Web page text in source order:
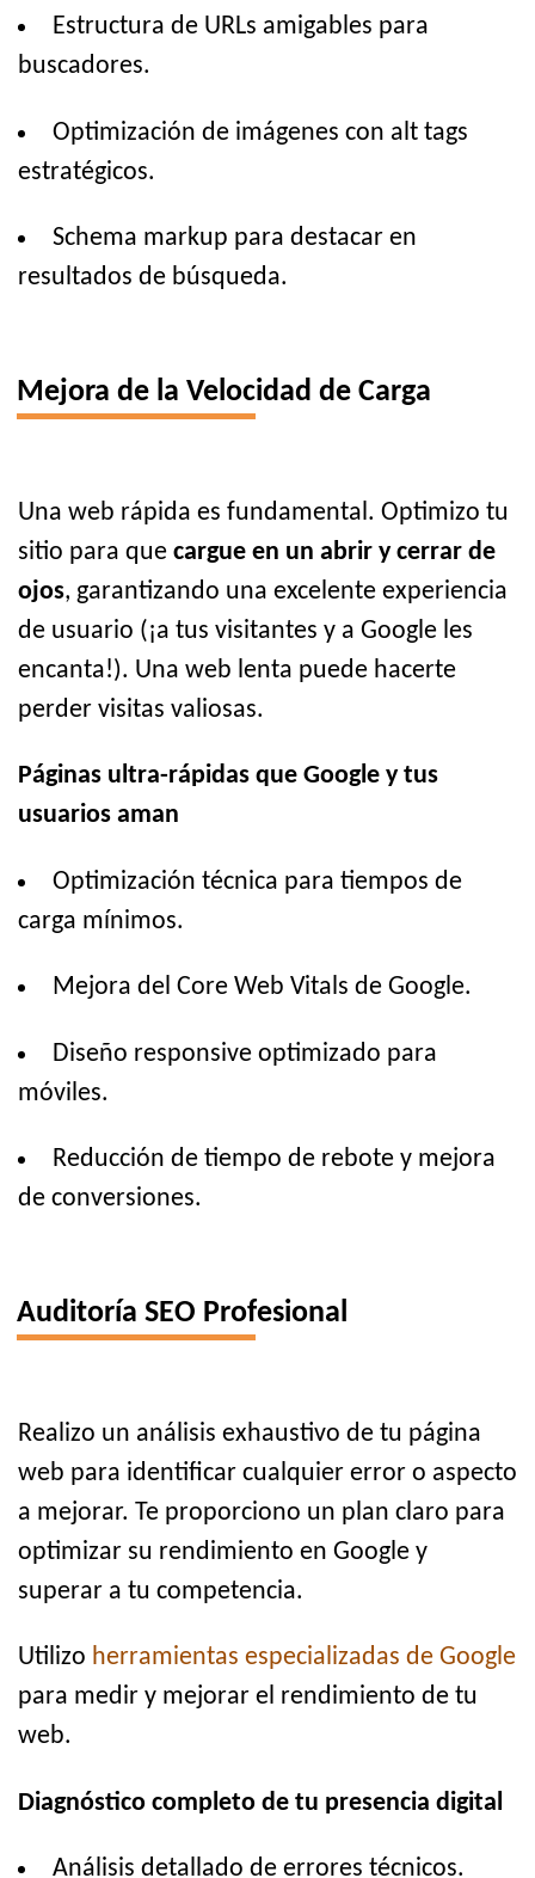
Estructura de URLs amigables para
buscadores.
Optimización de imágenes con alt tags
estratégicos.
Schema markup para destacar en
resultados de búsqueda.
Mejora de la Velocidad de Carga
Una web rápida es fundamental. Optimizo tu
sitio para que cargue en un abrir y cerrar de
ojos, garantizando una excelente experiencia
de usuario (¡a tus visitantes y a Google les
encanta!). Una web lenta puede hacerte
perder visitas valiosas.
Páginas ultra-rápidas que Google y tus
usuarios aman
Optimización técnica para tiempos de
carga mínimos.
Mejora del Core Web Vitals de Google.
Diseño responsive optimizado para
móviles.
Reducción de tiempo de rebote y mejora
de conversiones.
Auditoría SEO Profesional
Realizo un análisis exhaustivo de tu página
web para identificar cualquier error o aspecto
a mejorar. Te proporciono un plan claro para
optimizar su rendimiento en Google y
superar a tu competencia.
Utilizo herramientas especializadas de Google
para medir y mejorar el rendimiento de tu
web.
Diagnóstico completo de tu presencia digital
Análisis detallado de errores técnicos.